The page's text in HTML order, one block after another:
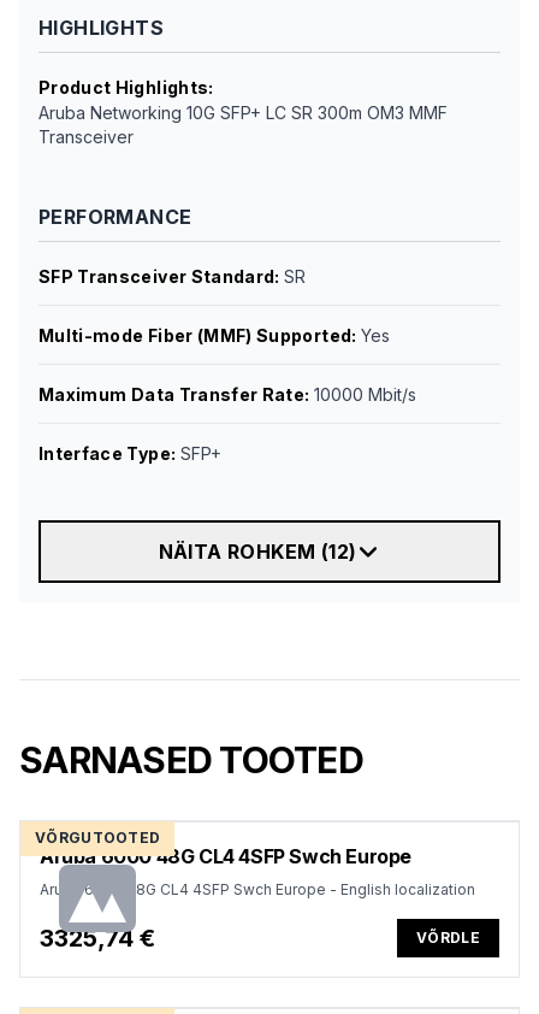
HIGHLIGHTS
Product Highlights:
Aruba Networking 10G SFP+ LC SR 300m OM3 MMF
Transceiver
PERFORMANCE
SFP Transceiver Standard:SR
Multi-mode Fiber (MMF) Supported: Yes
Maximum Data Transfer Rate: 10000 Mbit/s
Interface Type: SFP+
NÄITA ROHKEM (12)
SARNASED TOOTED
VÕRGUTOOTED
Aruba 6000 48G CL4 4SFP Swch Europe
Aruba 6000 48G CL4 4SFP Swch Europe - English localization
3325,74 € VÕRDLE